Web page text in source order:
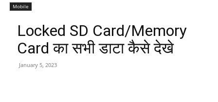
Mobile
Locked SD Card/Memory
Card का सभी डाटा कैसे देखे
January 5, 2023